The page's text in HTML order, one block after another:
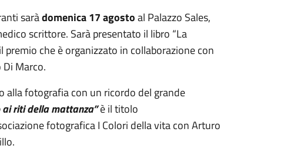
saràdomenica 17 agostoal Palazzo Sales,
scrittore. Sarà presentato il libro “La
che è organizzato in collaborazione con
Di Marco.
alla fotografia con un ricordo del grande
ai riti della mattanza”è il titolo
fotografica I Colori della vita con Arturo